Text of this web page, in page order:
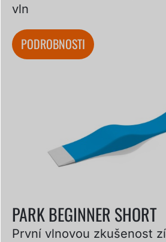
vln
PODROBNOSTI
PARK BEGINNER SHORT
První vlnovou zkušenost